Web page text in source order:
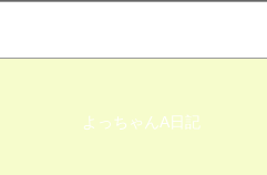
よっちゃんA日記